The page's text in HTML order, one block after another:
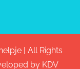
| All Rights
by KDV